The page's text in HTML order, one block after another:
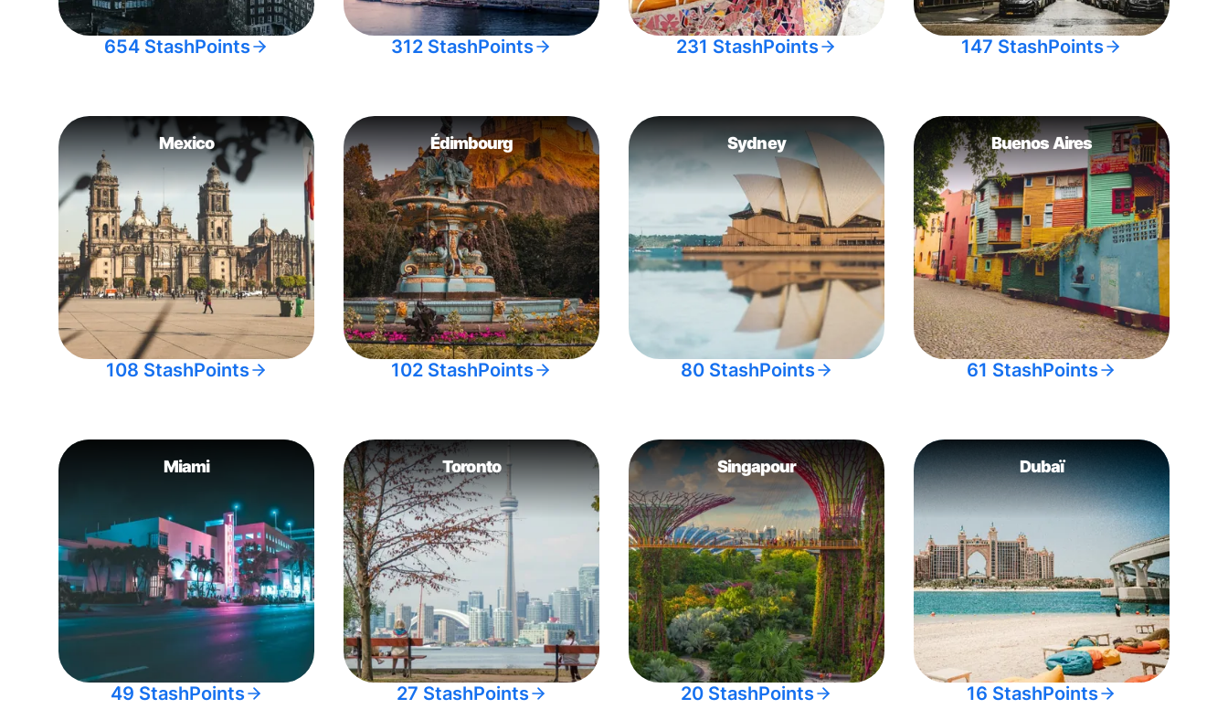
654 StashPoints 312 StashPoints 231 StashPoints 147 StashPoints
Mexico
108 StashPoints
Édimbourg
102 StashPoints
Sydney
80 StashPoints
Buenos Aires
61 StashPoints
Miami
49 StashPoints
Toronto
27 StashPoints
Singapour
20 StashPoints
Dubaï
16 StashPoints